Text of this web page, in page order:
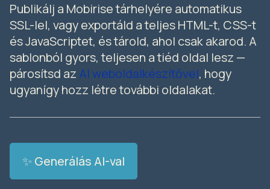
Publikálj a Mobirise tárhelyére automatikus
SSL-lel, vagy exportáld a teljes HTML-t, CSS-t
és JavaScriptet, és tárold, ahol csak akarod. A
sablonból gyors, teljesen a tiéd oldal lesz —
párosítsd az AI weboldalkészítővel, hogy
ugyanígy hozz létre további oldalakat.
✨ Generálás AI-val